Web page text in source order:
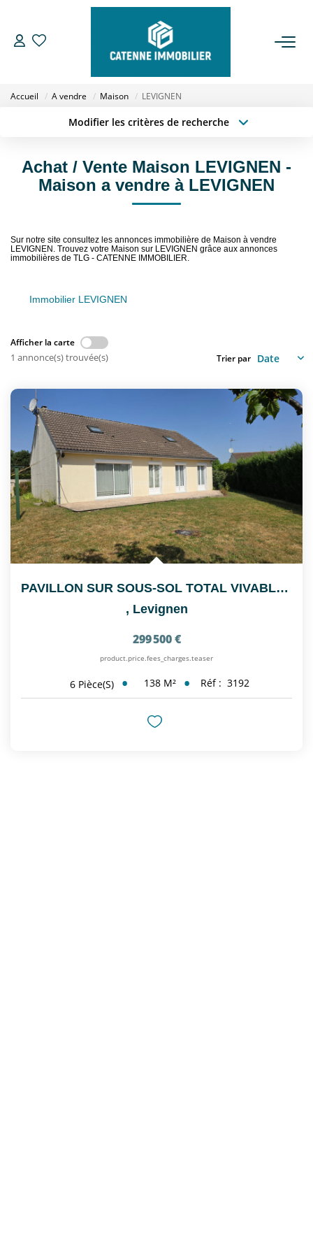
GESTION
NOTRE AGENCE
Notre Équipe
Accueil A vendre Maison LEVIGNEN
Modifier les critères de recherche
Sélectionnez...
Type de bien
Surface min
Créer une alerte
Achat / Vente Maison LEVIGNEN -
Maison a vendre à LEVIGNEN
Sur notre site consultez les annonces immobilière de Maison à vendre
LEVIGNEN. Trouvez votre Maison sur LEVIGNEN grâce aux annonces
immobilières de TLG - CATENNE IMMOBILIER.
Immobilier LEVIGNEN
Afficher la carte
1 annonce(s) trouvée(s) Trier par
PAVILLON SUR SOUS-SOL TOTAL VIVABLE DE PLAIN PIED
, Levignen
299 500 €
product.price.fees_charges.teaser
6 Pièce(s) 138 M² Réf : 3192